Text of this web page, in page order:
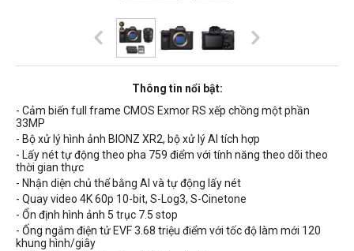
Thông tin nổi bật:
- Cảm biến full frame CMOS Exmor RS xếp chồng một phần
33MP
- Bộ xử lý hình ảnh BIONZ XR2, bộ xử lý AI tích hợp
- Lấy nét tự động theo pha 759 điểm với tính năng theo dõi theo
thời gian thực
- Nhận diện chủ thể bằng AI và tự động lấy nét
- Quay video 4K 60p 10-bit, S-Log3, S-Cinetone
- Ổn định hình ảnh 5 trục 7.5 stop
- Ống ngắm điện tử EVF 3.68 triệu điểm với tốc độ làm mới 120
khung hình/giây